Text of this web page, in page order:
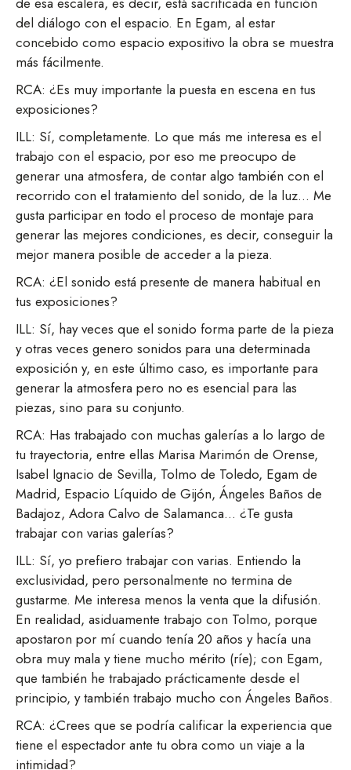
del diálogo con el espacio. En Egam, al estar
concebido como espacio expositivo la obra se muestra
más fácilmente.
RCA: ¿Es muy importante la puesta en escena en tus
exposiciones?
ILL: Sí, completamente. Lo que más me interesa es el
trabajo con el espacio, por eso me preocupo de
generar una atmosfera, de contar algo también con el
recorrido con el tratamiento del sonido, de la luz… Me
gusta participar en todo el proceso de montaje para
generar las mejores condiciones, es decir, conseguir la
mejor manera posible de acceder a la pieza.
RCA: ¿El sonido está presente de manera habitual en
tus exposiciones?
ILL: Sí, hay veces que el sonido forma parte de la pieza
y otras veces genero sonidos para una determinada
exposición y, en este último caso, es importante para
generar la atmosfera pero no es esencial para las
piezas, sino para su conjunto.
RCA: Has trabajado con muchas galerías a lo largo de
tu trayectoria, entre ellas Marisa Marimón de Orense,
Isabel Ignacio de Sevilla, Tolmo de Toledo, Egam de
Madrid, Espacio Líquido de Gijón, Ángeles Baños de
Badajoz, Adora Calvo de Salamanca… ¿Te gusta
trabajar con varias galerías?
ILL: Sí, yo prefiero trabajar con varias. Entiendo la
exclusividad, pero personalmente no termina de
gustarme. Me interesa menos la venta que la difusión.
En realidad, asiduamente trabajo con Tolmo, porque
apostaron por mí cuando tenía 20 años y hacía una
obra muy mala y tiene mucho mérito (ríe); con Egam,
que también he trabajado prácticamente desde el
principio, y también trabajo mucho con Ángeles Baños.
RCA: ¿Crees que se podría calificar la experiencia que
tiene el espectador ante tu obra como un viaje a la
intimidad?